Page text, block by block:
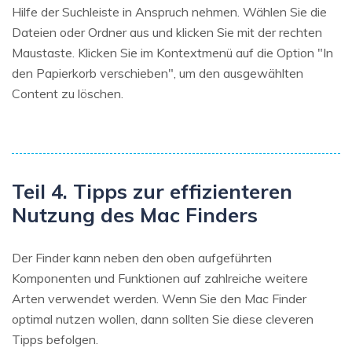
Hilfe der Suchleiste in Anspruch nehmen. Wählen Sie die
Dateien oder Ordner aus und klicken Sie mit der rechten
Maustaste. Klicken Sie im Kontextmenü auf die Option "In
den Papierkorb verschieben", um den ausgewählten
Content zu löschen.
Teil 4. Tipps zur effizienteren
Nutzung des Mac Finders
Der Finder kann neben den oben aufgeführten
Komponenten und Funktionen auf zahlreiche weitere
Arten verwendet werden. Wenn Sie den Mac Finder
optimal nutzen wollen, dann sollten Sie diese cleveren
Tipps befolgen.